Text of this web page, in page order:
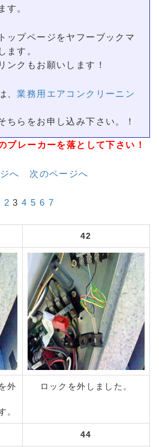
す。
ップページをヤフーブックマ
ます。
ンクもお願いします！
、業務用エアコンクリーニン
ちらをお申し込み下さい。！
ブレーカーを落として下さい！
へ 次のページへ
2 34 5 6 7
42
外
。
ロックを外しました。
44